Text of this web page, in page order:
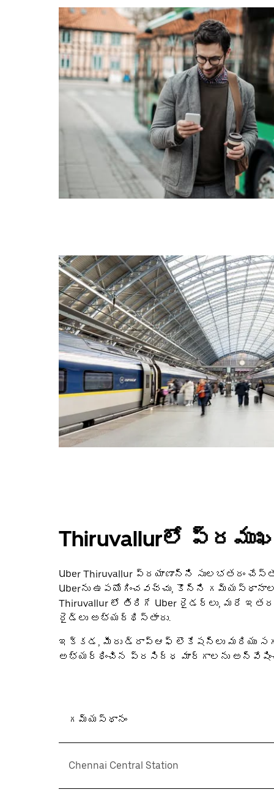
Thiruvallurలో
Uber Thiruvallur ప్రయాణాన్ని సులభతరం
Uberను ఉపయోగించవచ్చు, కొన్ని
‌‌Thiruvallur లో తిరిగే Uber రైడర్‌లు, మరే ఇతర
రైడ్‌లు అభ్యర్థిస్తారు.
ఇక్కడ, మీరు డ్రాప్ఆఫ్ లొకేషన్‌లు మరియు
అభ్యర్థించిన ప్రసిద్ధ మార్గాలను
గమ్యస్థానం
Chennai Central Station